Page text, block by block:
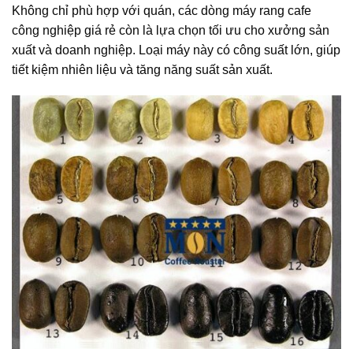
Không chỉ phù hợp với quán, các dòng máy rang cafe
công nghiệp giá rẻ còn là lựa chọn tối ưu cho xưởng sản
xuất và doanh nghiệp. Loại máy này có công suất lớn, giúp
tiết kiệm nhiên liệu và tăng năng suất sản xuất.